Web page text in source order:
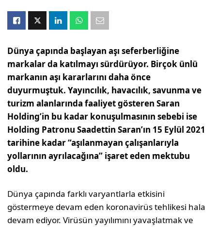
Dünya çapında başlayan aşı seferberliğine
markalar da katılmayı sürdürüyor. Birçok ünlü
markanın aşı kararlarını daha önce
duyurmuştuk. Yayıncılık, havacılık, savunma ve
turizm alanlarında faaliyet gösteren Saran
Holding’in bu kadar konuşulmasının sebebi ise
Holding Patronu Saadettin Saran’ın 15 Eylül 2021
tarihine kadar “aşılanmayan çalışanlarıyla
yollarının ayrılacağına” işaret eden mektubu
oldu.
Dünya çapında farklı varyantlarla etkisini
göstermeye devam eden koronavirüs tehlikesi hala
devam ediyor. Virüsün yayılımını yavaşlatmak ve